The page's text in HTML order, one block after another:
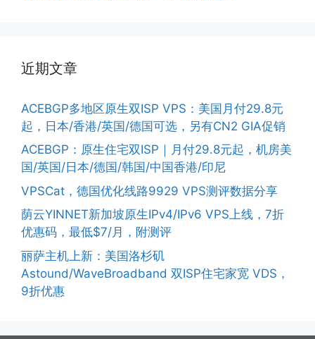
近期文章
ACEBGP多地区原生双ISP VPS：美国月付29.8元
起，日本/香港/英国/德国可选，另有CN2 GIA促销
ACEBGP：原生住宅双ISP｜月付29.8元起，机房美
国/英国/日本/德国/韩国/中国香港/印尼
VPSCat，德国优化线路9929 VPS测评数据分享
荫云YINNET新加坡原生IPv4/IPv6 VPS上线，7折
优惠码，最低$7/月，附测评
丽萨主机上新：美国洛杉矶
Astound/WaveBroadband 双ISP住宅家宽 VDS，
9折优惠